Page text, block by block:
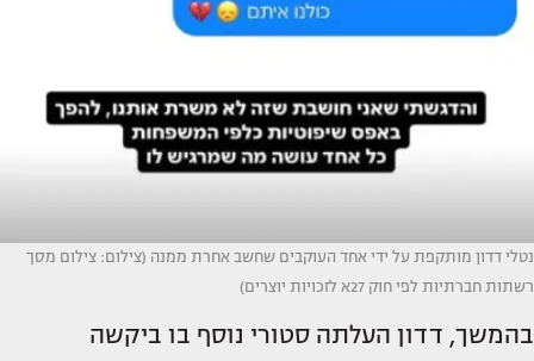
נטלי דדון מותקפת על ידי אחד העוקבים שחשב אחרת ממנה (צילום: צילום מסך
רשתות חברתיות לפי חוק 27א לזכויות יוצרים)
בהמשך, דדון העלתה סטורי נוסף בו ביקשה